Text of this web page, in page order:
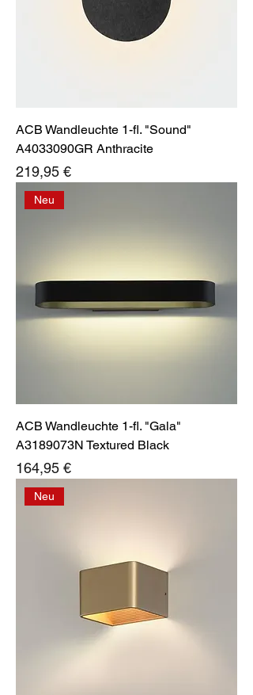
ACB Wandleuchte 1-fl. "Sound"
A4033090GR Anthracite
Preis
219,95 €
Neu
ACB Wandleuchte 1-fl. "Gala"
A3189073N Textured Black
Preis
164,95 €
Neu